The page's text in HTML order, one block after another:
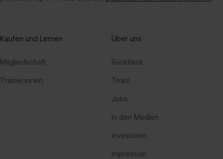
Kaufen und Lernen
Mitgliedschaft
Trainer:innen
Über uns
Rückblick
Team
Jobs
In den Medien
Investoren
Impressum